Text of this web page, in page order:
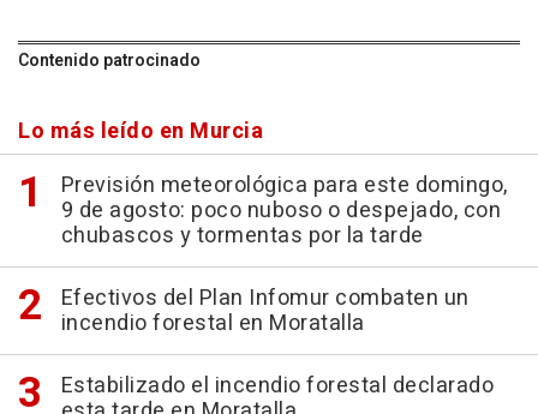
Contenido patrocinado
Lo más leído en Murcia
Previsión meteorológica para este domingo,
9 de agosto: poco nuboso o despejado, con
chubascos y tormentas por la tarde
Efectivos del Plan Infomur combaten un
incendio forestal en Moratalla
Estabilizado el incendio forestal declarado